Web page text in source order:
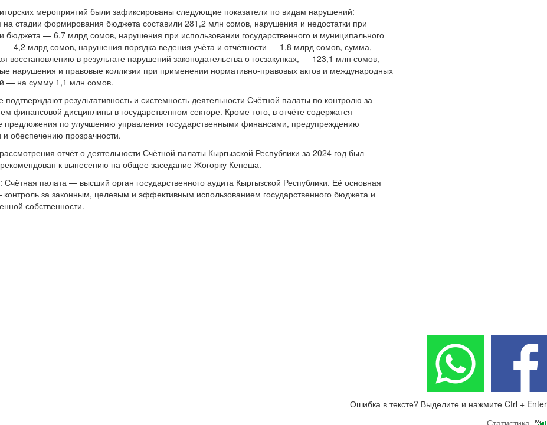
мероприятий были зафиксированы следующие показатели по видам нарушений:
стадии формирования бюджета составили 281,2 млн сомов, нарушения и недостатки при
бюджета — 6,7 млрд сомов, нарушения при использовании государственного и муниципального
— 4,2 млрд сомов, нарушения порядка ведения учёта и отчётности — 1,8 млрд сомов, сумма,
восстановлению в результате нарушений законодательства о госзакупках, — 123,1 млн сомов,
нарушения и правовые коллизии при применении нормативно-правовых актов и международных
— на сумму 1,1 млн сомов.
подтверждают результативность и системность деятельности Счётной палаты по контролю за
финансовой дисциплины в государственном секторе. Кроме того, в отчёте содержатся
предложения по улучшению управления государственными финансами, предупреждению
обеспечению прозрачности.
отчёт о деятельности Счётной палаты Кыргызской Республики за 2024 год был
к вынесению на общее заседание Жогорку Кенеша.
Счётная палата — высший орган государственного аудита Кыргызской Республики. Её основная
за законным, целевым и эффективным использованием государственного бюджета и
собственности.
Ошибка в тексте? Выделите и нажмите Ctrl + Enter
Статистика